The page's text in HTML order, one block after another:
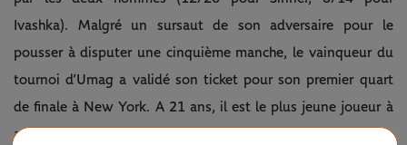
Ivashka). Malgré un sursaut de son adversaire pour le
pousser à disputer une cinquième manche, le vainqueur du
tournoi d’Umag a validé son ticket pour son premier quart
de finale à New York. A 21 ans, il est le plus jeune joueur à
atteindre ce stade de la compétition dans les quatre